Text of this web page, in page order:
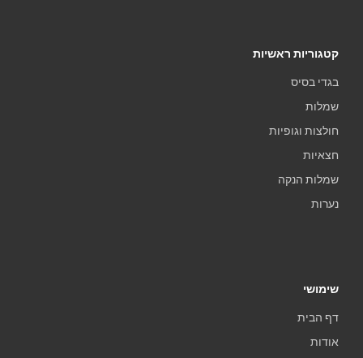
קטגוריות ראשיות
בגדי בסיס
שמלות
חולצות וגופיות
חצאיות
שמלות הנקה
נערות
שימושי
דף הבית
אודות